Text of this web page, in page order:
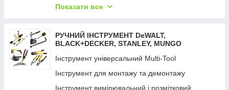
Пістолети клейові
Підіймач вакуумний
Пилососи
Радіоприймачі промислові
Обладнання для поливання UNIFLEX
Підмітальні машини
Пилососи садові
Райдери
Розкидачі добрив
Портативний зарядний пристрій
Сетевые удлинители
Показати все
РУЧНИЙ ІНСТРУМЕНТ DeWALT,
BLACK+DECKER, STANLEY, MUNGO
Інструмент універсальний Multi-Tool
Інструмент для монтажу та демонтажу
Інструмент вимірювальний і розмітковий